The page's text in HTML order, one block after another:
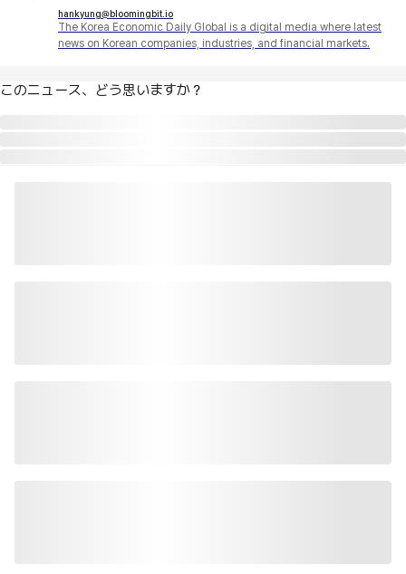
hankyung@bloomingbit.io
The Korea Economic Daily Global is a digital media where latest
news on Korean companies, industries, and financial markets.
このニュース、どう思いますか？